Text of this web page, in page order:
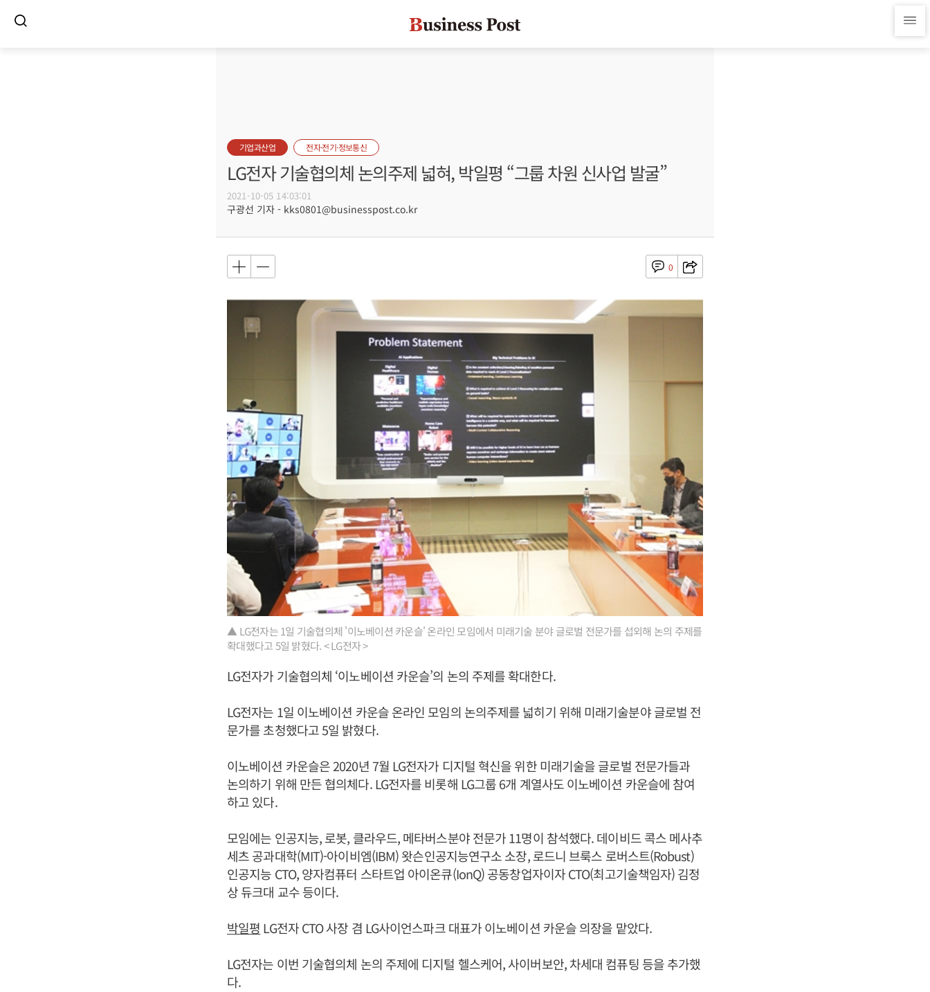
기업과산업 전자·전기·정보통신
LG전자 기술협의체 논의주제 넓혀, 박일평 “그룹 차원 신사업 발굴”
2021-10-05 14:03:01
구광선 기자 - kks0801@businesspost.co.kr
0
▲ LG전자는 1일 기술협의체 '이노베이션 카운슬' 온라인 모임에서 미래기술 분야 글로벌 전문가를 섭외해 논의 주제를
확대했다고 5일 밝혔다. < LG전자 >
LG전자가 기술협의체 ‘이노베이션 카운슬’의 논의 주제를 확대한다.
LG전자는 1일 이노베이션 카운슬 온라인 모임의 논의주제를 넓히기 위해 미래기술분야 글로벌 전
문가를 초청했다고 5일 밝혔다.
이노베이션 카운슬은 2020년 7월 LG전자가 디지털 혁신을 위한 미래기술을 글로벌 전문가들과
논의하기 위해 만든 협의체다. LG전자를 비롯해 LG그룹 6개 계열사도 이노베이션 카운슬에 참여
하고 있다.
모임에는 인공지능, 로봇, 클라우드, 메타버스분야 전문가 11명이 참석했다. 데이비드 콕스 메사추
세츠 공과대학(MIT)-아이비엠(IBM) 왓슨인공지능연구소 소장, 로드니 브룩스 로버스트(Robust)
인공지능 CTO, 양자컴퓨터 스타트업 아이온큐(IonQ) 공동창업자이자 CTO(최고기술책임자) 김정
상 듀크대 교수 등이다.
박일평 LG전자 CTO 사장 겸 LG사이언스파크 대표가 이노베이션 카운슬 의장을 맡았다.
LG전자는 이번 기술협의체 논의 주제에 디지털 헬스케어, 사이버보안, 차세대 컴퓨팅 등을 추가했
다.